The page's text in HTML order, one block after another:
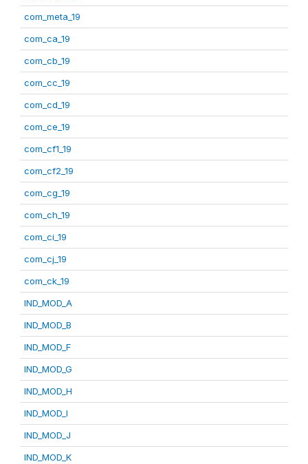
com_meta_19
com_ca_19
com_cb_19
com_cc_19
com_cd_19
com_ce_19
com_cf1_19
com_cf2_19
com_cg_19
com_ch_19
com_ci_19
com_cj_19
com_ck_19
IND_MOD_A
IND_MOD_B
IND_MOD_F
IND_MOD_G
IND_MOD_H
IND_MOD_I
IND_MOD_J
IND_MOD_K